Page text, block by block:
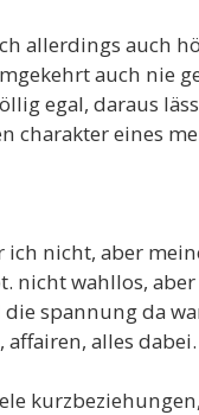
allerdings auch
auch nie
egal, daraus
charakter eines
nicht, aber
nicht wahllos,
spannung da
affairen, alles dabei.